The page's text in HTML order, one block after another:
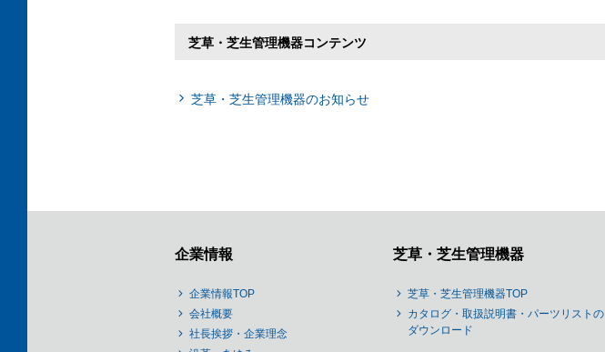
芝草・芝生管理機器コンテンツ
芝草・芝生管理機器のお知らせ
企業情報
企業情報TOP
会社概要
社長挨拶・企業理念
芝草・芝生管理機器
芝草・芝生管理機器TOP
カタログ・取扱説明書・パーツリストの
ダウンロード